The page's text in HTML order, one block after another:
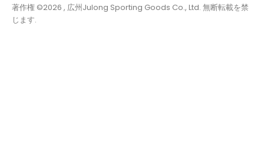
著作権 ©2026 , 広州Julong Sporting Goods Co., Ltd. 無断転載を禁
じます.